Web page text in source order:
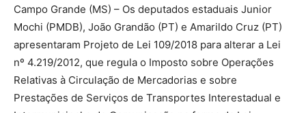
Campo Grande (MS) – Os deputados estaduais Junior
Mochi (PMDB), João Grandão (PT) e Amarildo Cruz (PT)
apresentaram Projeto de Lei 109/2018 para alterar a Lei
nº 4.219/2012, que regula o Imposto sobre Operações
Relativas à Circulação de Mercadorias e sobre
Prestações de Serviços de Transportes Interestadual e